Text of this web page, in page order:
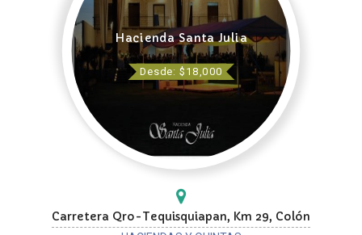
Hacienda Santa Julia
Desde: $18,000
Carretera Qro-Tequisquiapan, Km 29, Colón